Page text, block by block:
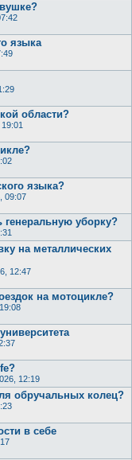
языка
области?
языка?
09:07
генеральную уборку?
на металлических
12:47
на мотоцикле?
12:19
обручальных колец?
в себе